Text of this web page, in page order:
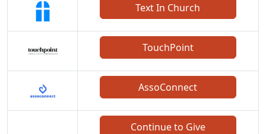
Text In Church
TouchPoint
AssoConnect
Continue to Give